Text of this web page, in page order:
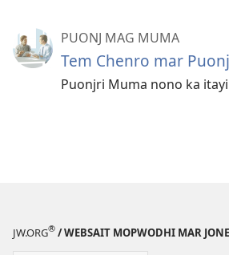
PUONJ MAG MUMA
Tem Chenro mar
Puonjri Muma nono ka
JW.ORG® / WEBSAIT MOPWODHI MAR